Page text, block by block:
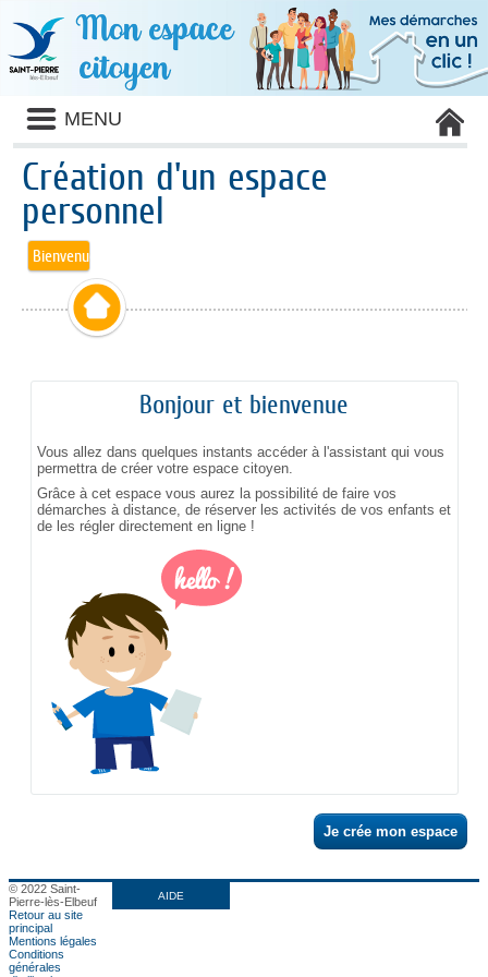
Liste
des
avertissements
MENU
Création d'un espace
personnel
Bienvenue
Bonjour et bienvenue
Vous allez dans quelques instants accéder à l'assistant qui vous
permettra de créer votre espace citoyen.
Grâce à cet espace vous aurez la possibilité de faire vos
démarches à distance, de réserver les activités de vos enfants et
de les régler directement en ligne !
Je crée mon espace
© 2022 Saint-
Pierre-lès-Elbeuf
Retour au site
principal
Mentions légales
Conditions
générales
AIDE